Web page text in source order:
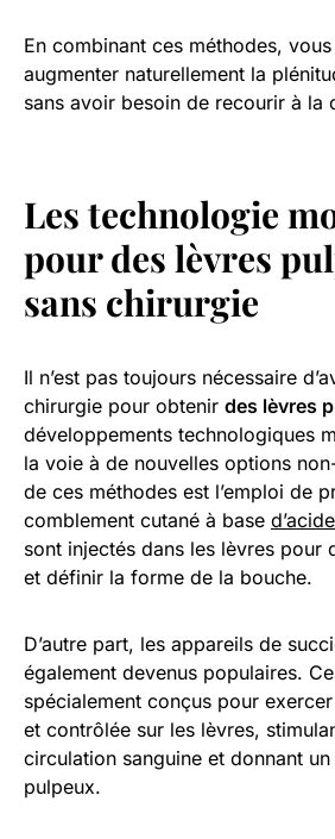
En combinant ces méthodes,
augmenter naturellement la
sans avoir besoin de recourir à la
Les technologie
pour des lèvres
sans chirurgie
Il n’est pas toujours nécessaire
chirurgie pour obtenir des lèvres
développements technologiques
la voie à de nouvelles options
de ces méthodes est l’emploi de
comblement cutané à base
sont injectés dans les lèvres pour
et définir la forme de la bouche.
D’autre part, les appareils de
également devenus populaires.
spécialement conçus pour
et contrôlée sur les lèvres,
circulation sanguine et donnant
pulpeux.